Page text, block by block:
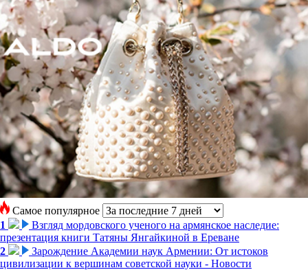
Самое популярное
1
Взгляд мордовского ученого на армянское наследие:
презентация книги Татяны Янгайкиной в Ереване
2
Зарождение Академии наук Армении: От истоков
цивилизации к вершинам советской науки - Новости